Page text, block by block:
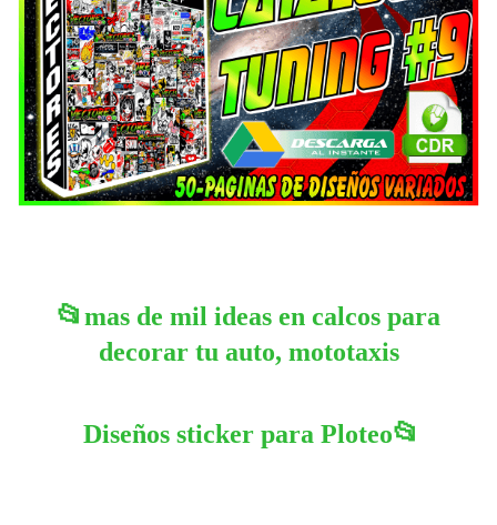
📂mas de mil ideas en calcos para
decorar tu auto, mototaxis
Diseños sticker para Ploteo📂